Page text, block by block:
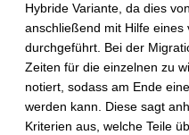
Hybride Variante, da dies
anschließend mit Hilfe
durchgeführt. Bei der
Zeiten für die einzelnen zu
notiert, sodass am Ende
werden kann. Diese sagt
Kriterien aus, welche Teile